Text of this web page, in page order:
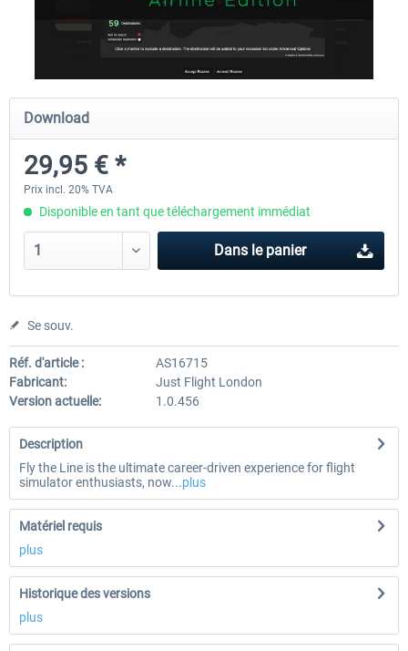
Ultimate Traffic Live
49,36 € *
FS Global Real
Download
29,95 € *
Prix incl. 20% TVA
Disponible en tant que téléchargement immédiat
Dans le panier
Se souv.
Réf. d'article :
AS16715
Fabricant:
Just Flight London
Version actuelle:
1.0.456
Description
Fly the Line is the ultimate career-driven experience for flight
simulator enthusiasts, now...plus
Matériel requis
plus
Historique des versions
plus